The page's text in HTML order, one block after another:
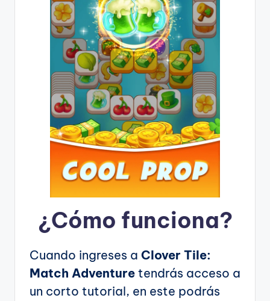
¿Cómo funciona?
Cuando ingreses a Clover Tile:
Match Adventure tendrás acceso a
un corto tutorial, en este podrás